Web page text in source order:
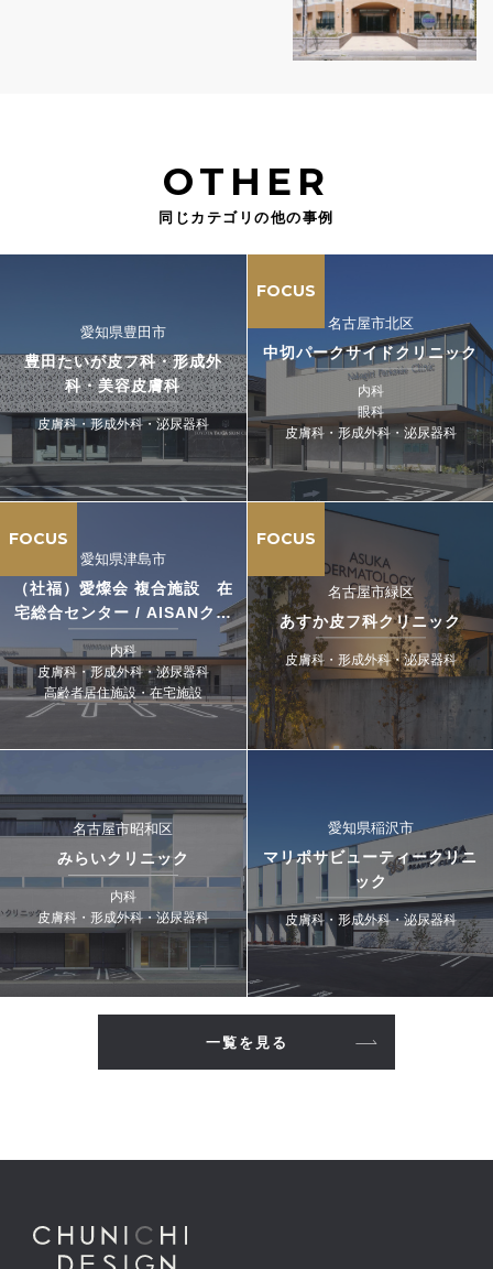
OTHER
同じカテゴリの他の事例
愛知県豊田市
豊田たいが皮フ科・形成外
科・美容皮膚科
皮膚科・形成外科・泌尿器科
FOCUS
名古屋市北区
中切パークサイドクリニック
内科
眼科
皮膚科・形成外科・泌尿器科
FOCUS
愛知県津島市
（社福）愛燦会 複合施設 在
宅総合センター / AISANクリ
ニック
内科
皮膚科・形成外科・泌尿器科
高齢者居住施設・在宅施設
FOCUS
名古屋市緑区
あすか皮フ科クリニック
皮膚科・形成外科・泌尿器科
名古屋市昭和区
みらいクリニック
内科
皮膚科・形成外科・泌尿器科
愛知県稲沢市
マリポサビューティークリニ
ック
皮膚科・形成外科・泌尿器科
一覧を見る